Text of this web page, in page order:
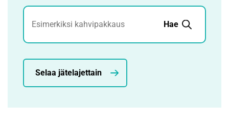
Jätehaku
Hae
Selaa jätelajettain